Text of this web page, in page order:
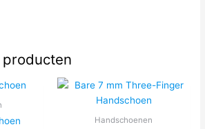
Handschoenen